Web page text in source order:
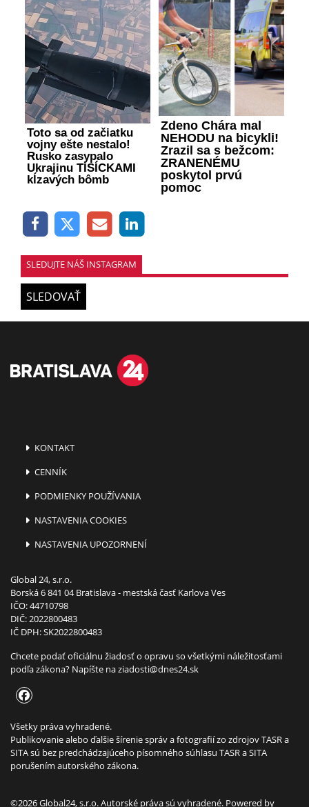
Toto sa od začiatku
vojny ešte nestalo!
Rusko zasypalo
Ukrajinu TISÍCKAMI
kĺzavých bômb
Zdeno Chára mal
NEHODU na bicykli!
Zrazil sa s bežcom:
ZRANENÉMU
poskytol prvú
pomoc
SLEDUJTE NÁŠ INSTAGRAM
SLEDOVAŤ
KONTAKT
CENNÍK
PODMIENKY POUŽÍVANIA
NASTAVENIA COOKIES
NASTAVENIA UPOZORNENÍ
Global 24, s.r.o.
Borská 6 841 04 Bratislava - mestská časť Karlova Ves
IČO: 44710798
DIČ: 2022800483
IČ DPH: SK2022800483
Chcete podať oficiálnu žiadosť o opravu so všetkými náležitosťami
podľa zákona? Napíšte naziadosti@dnes24.sk
Všetky práva vyhradené.
Publikovanie alebo ďalšie šírenie správ a fotografií zo zdrojov TASR a
SITA sú bez predchádzajúceho písomného súhlasu TASR a SITA
porušením autorského zákona.
©2026 Global24, s.r.o. Autorské práva sú vyhradené. Powered by